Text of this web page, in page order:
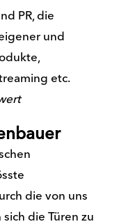
PR, die
und
etc.
die von uns
die Türen zu